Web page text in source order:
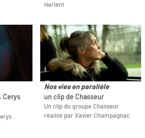
Herlent
Cerys
Nos vies en parallèle
un clip de Chasseur
Un clip du groupe Chasseur
réalisé par Xavier Champagnac